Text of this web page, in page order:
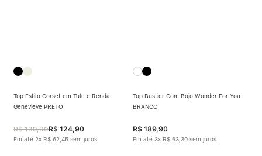
Top Estilo Corset em Tule e Renda
Genevieve PRETO
R$ 139,90R$ 124,90
Em até 2x R$ 62 45 sem juros
Top Bustier Com Bojo Wonder For You
BRANCO
R$ 189,90
Em até 3x R$ 63 30 sem juros